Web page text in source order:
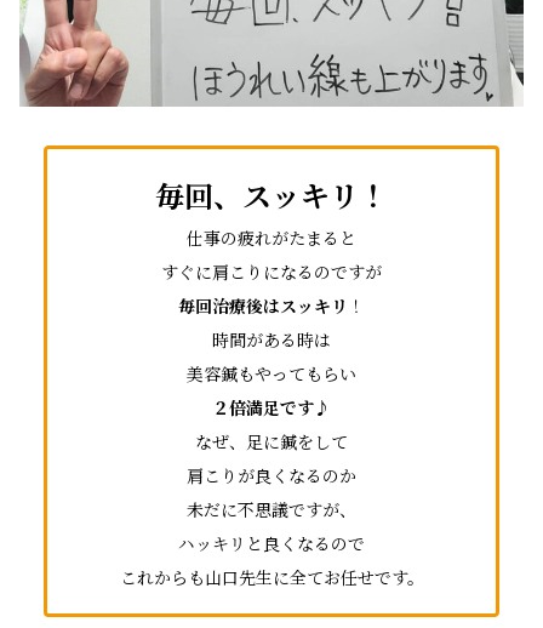
毎回、スッキリ！
仕事の疲れがたまると
すぐに肩こりになるのですが
毎回治療後はスッキリ ！
時間がある時は
美容鍼もやってもらい
２倍満足です♪
なぜ、足に鍼をして
肩こりが良くなるのか
未だに不思議ですが、
ハッキリと良くなるので
これからも山口先生に全てお任せです。